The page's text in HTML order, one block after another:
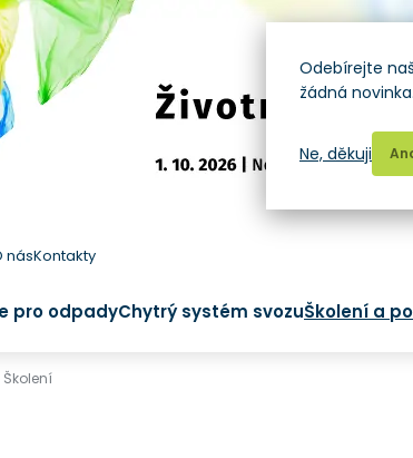
násKontakty
pro odpadyChytrý systém svozuŠkolení a
Školení
Odebírejte
žádná novinka.
Ne, děkuji